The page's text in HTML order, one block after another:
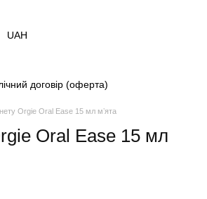
UAH
договір (оферта)
Orgie Oral Ease 15 мл мʼята
Oral Ease 15 мл